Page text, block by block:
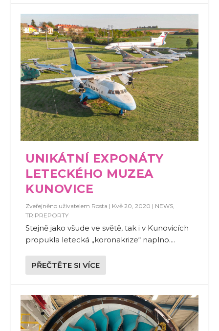
UNIKÁTNÍ EXPONÁTY
LETECKÉHO MUZEA
KUNOVICE
Zveřejněno uživatelem Rosta | Kvě 20, 2020 | NEWS
TRIPREPORTY
Stejně jako všude ve světě, tak i v Kunovicích
propukla letecká „koronakrize“ naplno....
PŘEČTĚTE SI VÍCE